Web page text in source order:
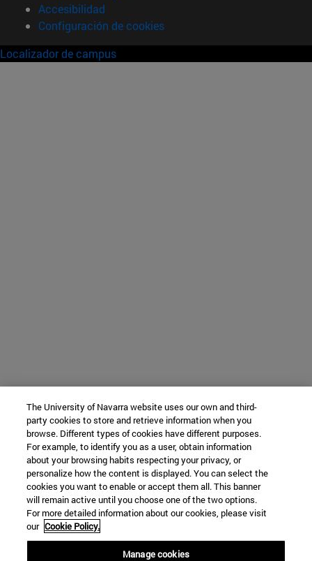
Accesibilidad
Configuración de cookies
Localizador de campus
The University of Navarra website uses our own and third-
party cookies to store and retrieve information when you
browse. Different types of cookies have different purposes.
For example, to identify you as a user, obtain information
about your browsing habits respecting your privacy, or
personalize how the content is displayed. You can select the
cookies you want to enable or accept them all. This banner
will remain active until you choose one of the two options.
For more detailed information about our cookies, please visit
our Cookie Policy.
Manage cookies